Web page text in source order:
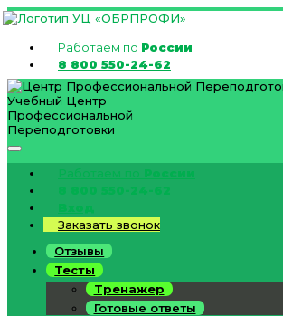
Работаем по России
8 800 550-24-62
Учебный Центр
Профессиональной
Переподготовки
Работаем по России
8 800 550-24-62
Вход
Заказать звонок
Отзывы
Тесты
Тренажер
Готовые ответы